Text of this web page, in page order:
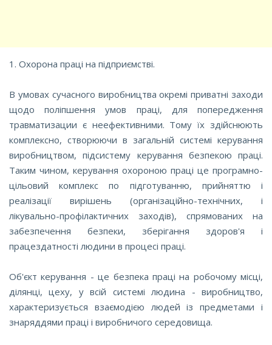
1. Охорона праці на підприємстві.
В умовах сучасного виробництва окремі приватні заходи
щодо поліпшення умов праці, для попередження
травматизации є неефективними. Тому їх здійснюють
комплексно, створюючи в загальній системі керування
виробництвом, підсистему керування безпекою праці.
Таким чином, керування охороною праці це програмно-
цільовий комплекс по підготуванню, прийняттю і
реалізації вирішень (організаційно-технічних, і
лікувально-профілактичних заходів), спрямованих на
забезпечення безпеки, зберігання здоров'я і
працездатності людини в процесі праці.
Об'єкт керування - це безпека праці на робочому місці,
ділянці, цеху, у всій системі людина - виробництво,
характеризується взаємодією людей із предметами і
знаряддями праці і виробничого середовища.